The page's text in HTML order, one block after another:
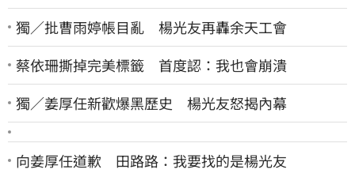
獨／批曹雨婷帳目亂 楊光友再轟余天工會
蔡依珊撕掉完美標籤 首度認：我也會崩潰
獨／姜厚任新歡爆黑歷史 楊光友怒揭內幕
向姜厚任道歉 田路路：我要找的是楊光友